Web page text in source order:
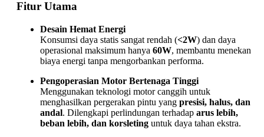
Fitur Utama
Desain Hemat Energi
Konsumsi daya statis sangat rendah (<2W) dan daya
operasional maksimum hanya 60W, membantu menekan
biaya energi tanpa mengorbankan performa.
Pengoperasian Motor Bertenaga Tinggi
Menggunakan teknologi motor canggih untuk
menghasilkan pergerakan pintu yang presisi, halus, dan
andal. Dilengkapi perlindungan terhadap arus lebih,
beban lebih, dan korsleting untuk daya tahan ekstra.